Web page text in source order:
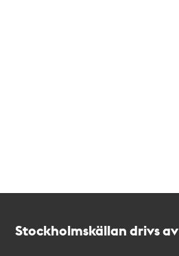
Stockholmskällan drivs av